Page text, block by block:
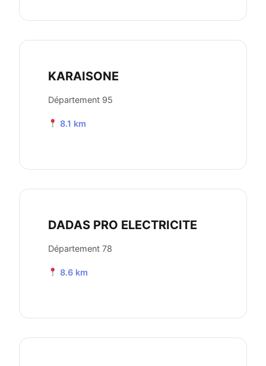
KARAISONE
Département 95
8.1 km
DADAS PRO ELECTRICITE
Département 78
8.6 km